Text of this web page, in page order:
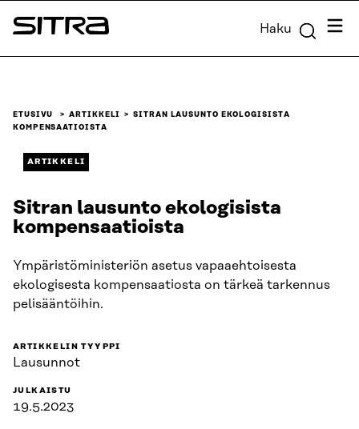
Siirry
suoraan
Sitra Haku
ETUSIVU ARTIKKELI
SITRAN LAUSUNTO EKOLOGISISTA
KOMPENSAATIOISTA
ARTIKKELI
Sitran lausunto ekologisista
kompensaatioista
Ympäristöministeriön asetus vapaaehtoisesta
ekologisesta kompensaatiosta on tärkeä tarkennus
pelisääntöihin.
ARTIKKELIN TYYPPI
Lausunnot
JULKAISTU
19.5.2023